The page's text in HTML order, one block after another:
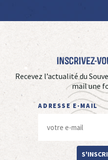
Inscrivez-
Recevez l’actualité du
mail une
ADRESSE E-MAIL